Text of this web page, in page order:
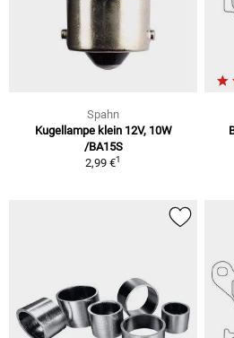
Spahn
Kugellampe klein 12V, 10W
/BA15S
2,99 €1